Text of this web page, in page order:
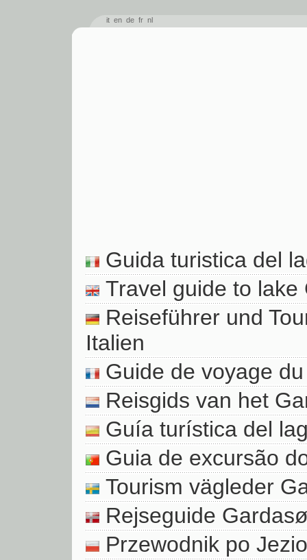
it en de fr nl
Guida turistica del
Travel guide to lake
Reiseführer und
Italien
Guide de voyage
Reisgids van het
Guía turística del
Guia de excursão
Tourism vägleder
Rejseguide
Przewodnik po